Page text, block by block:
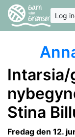
Log
Intarsia/
Stina
Fredag den 12.